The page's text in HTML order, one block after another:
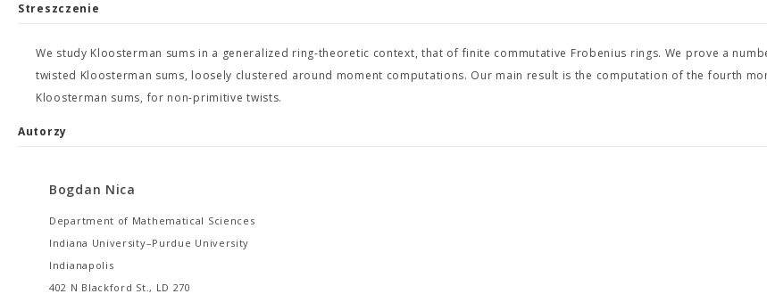
Streszczenie
We study Kloosterman sums in a generalized ring-theoretic context, that of finite commutative Frobenius rings. We prove a
twisted Kloosterman sums, loosely clustered around moment computations. Our main result is the computation of the fourth
Kloosterman sums, for non-primitive twists.
Autorzy
Bogdan Nica
Department of Mathematical Sciences
Indiana University–Purdue University
Indianapolis
402 N Blackford St., LD 270